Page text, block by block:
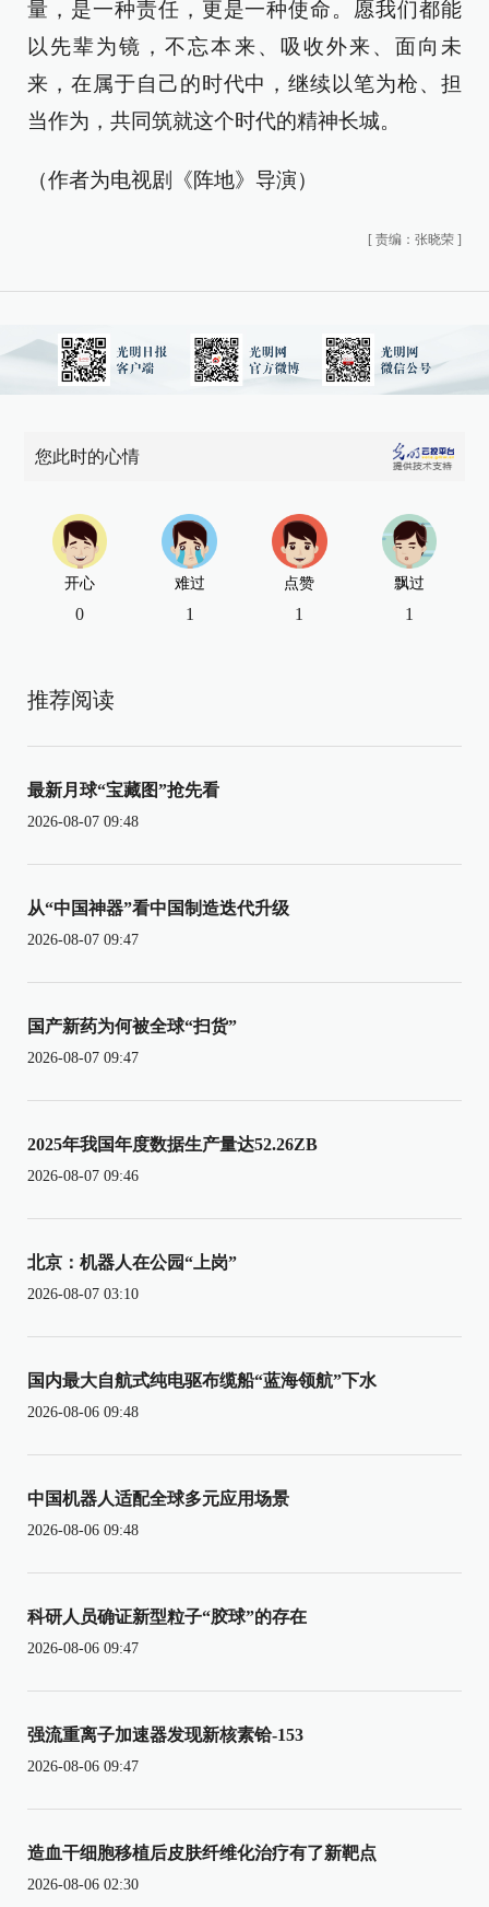
量，是一种责任，更是一种使命。愿我们都能
以先辈为镜，不忘本来、吸收外来、面向未
来，在属于自己的时代中，继续以笔为枪、担
当作为，共同筑就这个时代的精神长城。
（作者为电视剧《阵地》导演）
[ 责编：张晓荣 ]
您此时的心情
开心
0
难过
1
点赞
1
飘过
1
推荐阅读
最新月球“宝藏图”抢先看
2026-08-07 09:48
从“中国神器”看中国制造迭代升级
2026-08-07 09:47
国产新药为何被全球“扫货”
2026-08-07 09:47
2025年我国年度数据生产量达52.26ZB
2026-08-07 09:46
北京：机器人在公园“上岗”
2026-08-07 03:10
国内最大自航式纯电驱布缆船“蓝海领航”下水
2026-08-06 09:48
中国机器人适配全球多元应用场景
2026-08-06 09:48
科研人员确证新型粒子“胶球”的存在
2026-08-06 09:47
强流重离子加速器发现新核素铪-153
2026-08-06 09:47
造血干细胞移植后皮肤纤维化治疗有了新靶点
2026-08-06 02:30